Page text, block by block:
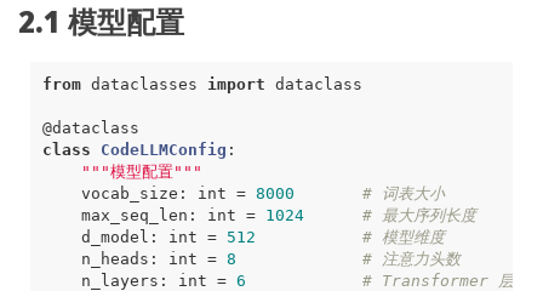
2.1 模型配置
from dataclasses import dataclass
@dataclass
class
CodeLLMConfig :
"""模型配置"""
vocab_size : int = 8000
# 词表大小
max_seq_len : int = 1024
# 最大序列长度
d_model : int = 512
# 模型维度
n_heads : int = 8
# 注意力头数
n_layers : int = 6
# Transformer 层数